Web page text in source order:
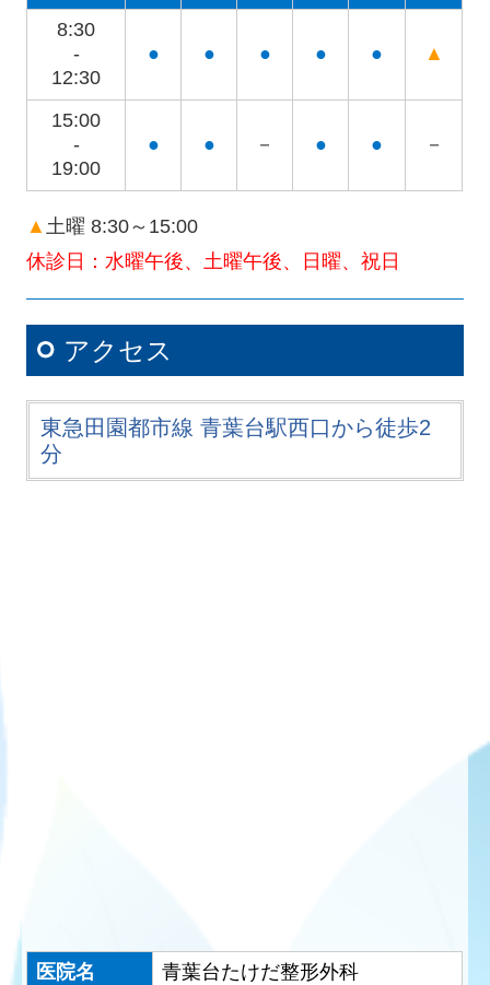
8:30
-
12:30
● ● ● ● ● ▲
15:00
-
19:00
● ● － ● ● －
▲土曜 8:30～15:00
休診日：水曜午後、土曜午後、日曜、祝日
アクセス
東急田園都市線 青葉台駅西口から徒歩2
分
医院名
青葉台たけだ整形外科